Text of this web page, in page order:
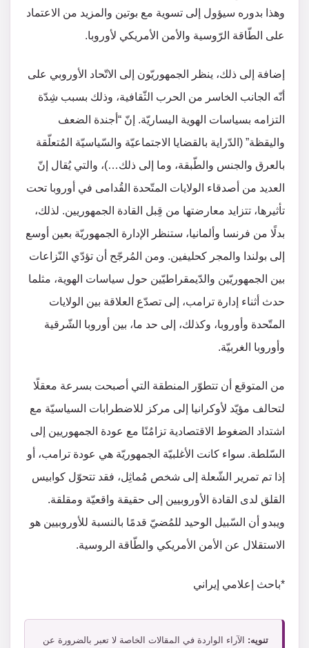
وهذا بدوره سيؤول إلى تسوية مع بوتين والمزيد من الاعتماد
على الطّاقة الرّوسية والأمن الأمريكي لأوروبا.
إضافة إلى ذلك، ينظر الجمهوريّون إلى الاتّحاد الأوروبي على
أنّه الجانب الخاسر من الحرب الثّقافية، وذلك بسبب شِدّة
التزامه بسياسات الهوية اليساريّة. إنّ “أجندة الضعف
واليقظة” (الدّراية بالقضايا الاجتماعيّة والسّياسيّة المُتعلّقة
بالعرق والجنس والطّبقة، وما إلى ذلك…)، والتي يُقال إنّ
العديد من أصدقاء الولايات المتّحدة القُدامى في أوروبا تحت
تأثيرها، تتزايد معارضتها من قِبل القادة الجمهوريين. لذلك،
بدلًا من فرنسا وألمانيا، ستنظر الإدارة الجمهوريّة بعين أوسع
إلى بولندا والمجر كحليفين. ومن المُرجّح أن تؤدّي النّزاعات
بين الجمهوريّين والدّيمقراطيّين حول سياسات الهوية، مثلما
حدث أثناء إدارة ترامب، إلى تصدّع العلاقة بين الولايات
المتّحدة وأوروبا، وكذلك، إلى حد ما، بين أوروبا الشّرقية
وأوروبا الغربيّة.
من المتوقع أن تتطوّر المنطقة التي أصبحت بسرعة معقلًا
لتحالف مؤيّد لأوكرانيا إلى مركز للاضطرابات السياسيّة مع
اشتداد الضغوط الاقتصادية تزامُنًا مع عودة الجمهوريين إلى
السّلطة. سواء كانت الأغلبيّة الجمهوريّة هي عودة ترامب، أو
إذا تم تمرير الشّعلة إلى شخص مُماثِل، فقد تتحوّل كوابيس
القلق لدى القادة الأوروبيين إلى حقيقة واقعيّة ومقلقة.
ويبدو أن السّبيل الوحيد للمُضيّ قدمًا بالنسبة للأوروبيين هو
الاستقلال عن الأمن الأمريكي والطّاقة الروسية.
*باحث إعلامي إيراني
تنويه: الآراء الواردة في المقالات الخاصة لا تعبر بالضرورة عن